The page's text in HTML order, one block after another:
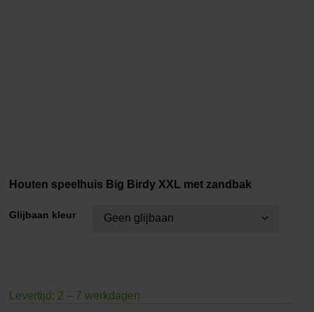
Houten speelhuis Big Birdy XXL met zandbak
Glijbaan kleur
Levertijd: 2 – 7 werkdagen